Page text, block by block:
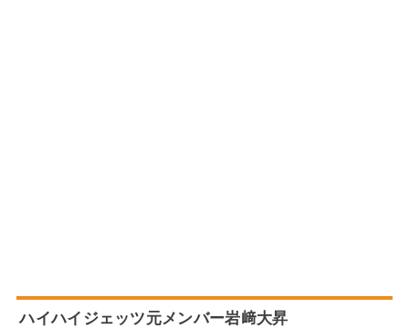
ハイハイジェッツ元メンバー岩﨑大昇